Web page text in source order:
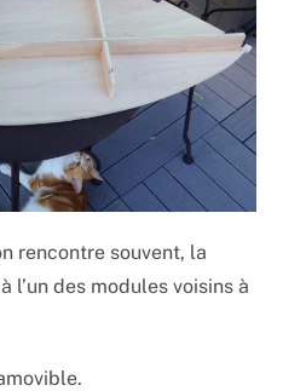
rencontre souvent, la
l’un des modules voisins à